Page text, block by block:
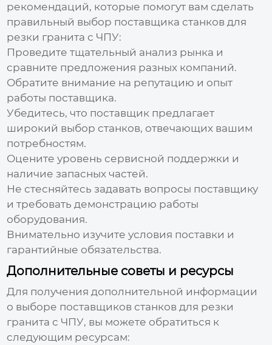
рекомендаций, которые помогут вам сделать
правильный выбор поставщика станков для
резки гранита с ЧПУ:
Проведите тщательный анализ рынка и
сравните предложения разных компаний.
Обратите внимание на репутацию и опыт
работы поставщика.
Убедитесь, что поставщик предлагает
широкий выбор станков, отвечающих вашим
потребностям.
Оцените уровень сервисной поддержки и
наличие запасных частей.
Не стесняйтесь задавать вопросы поставщику
и требовать демонстрацию работы
оборудования.
Внимательно изучите условия поставки и
гарантийные обязательства.
Дополнительные советы и ресурсы
Для получения дополнительной информации
о выборе поставщиков станков для резки
гранита с ЧПУ, вы можете обратиться к
следующим ресурсам: